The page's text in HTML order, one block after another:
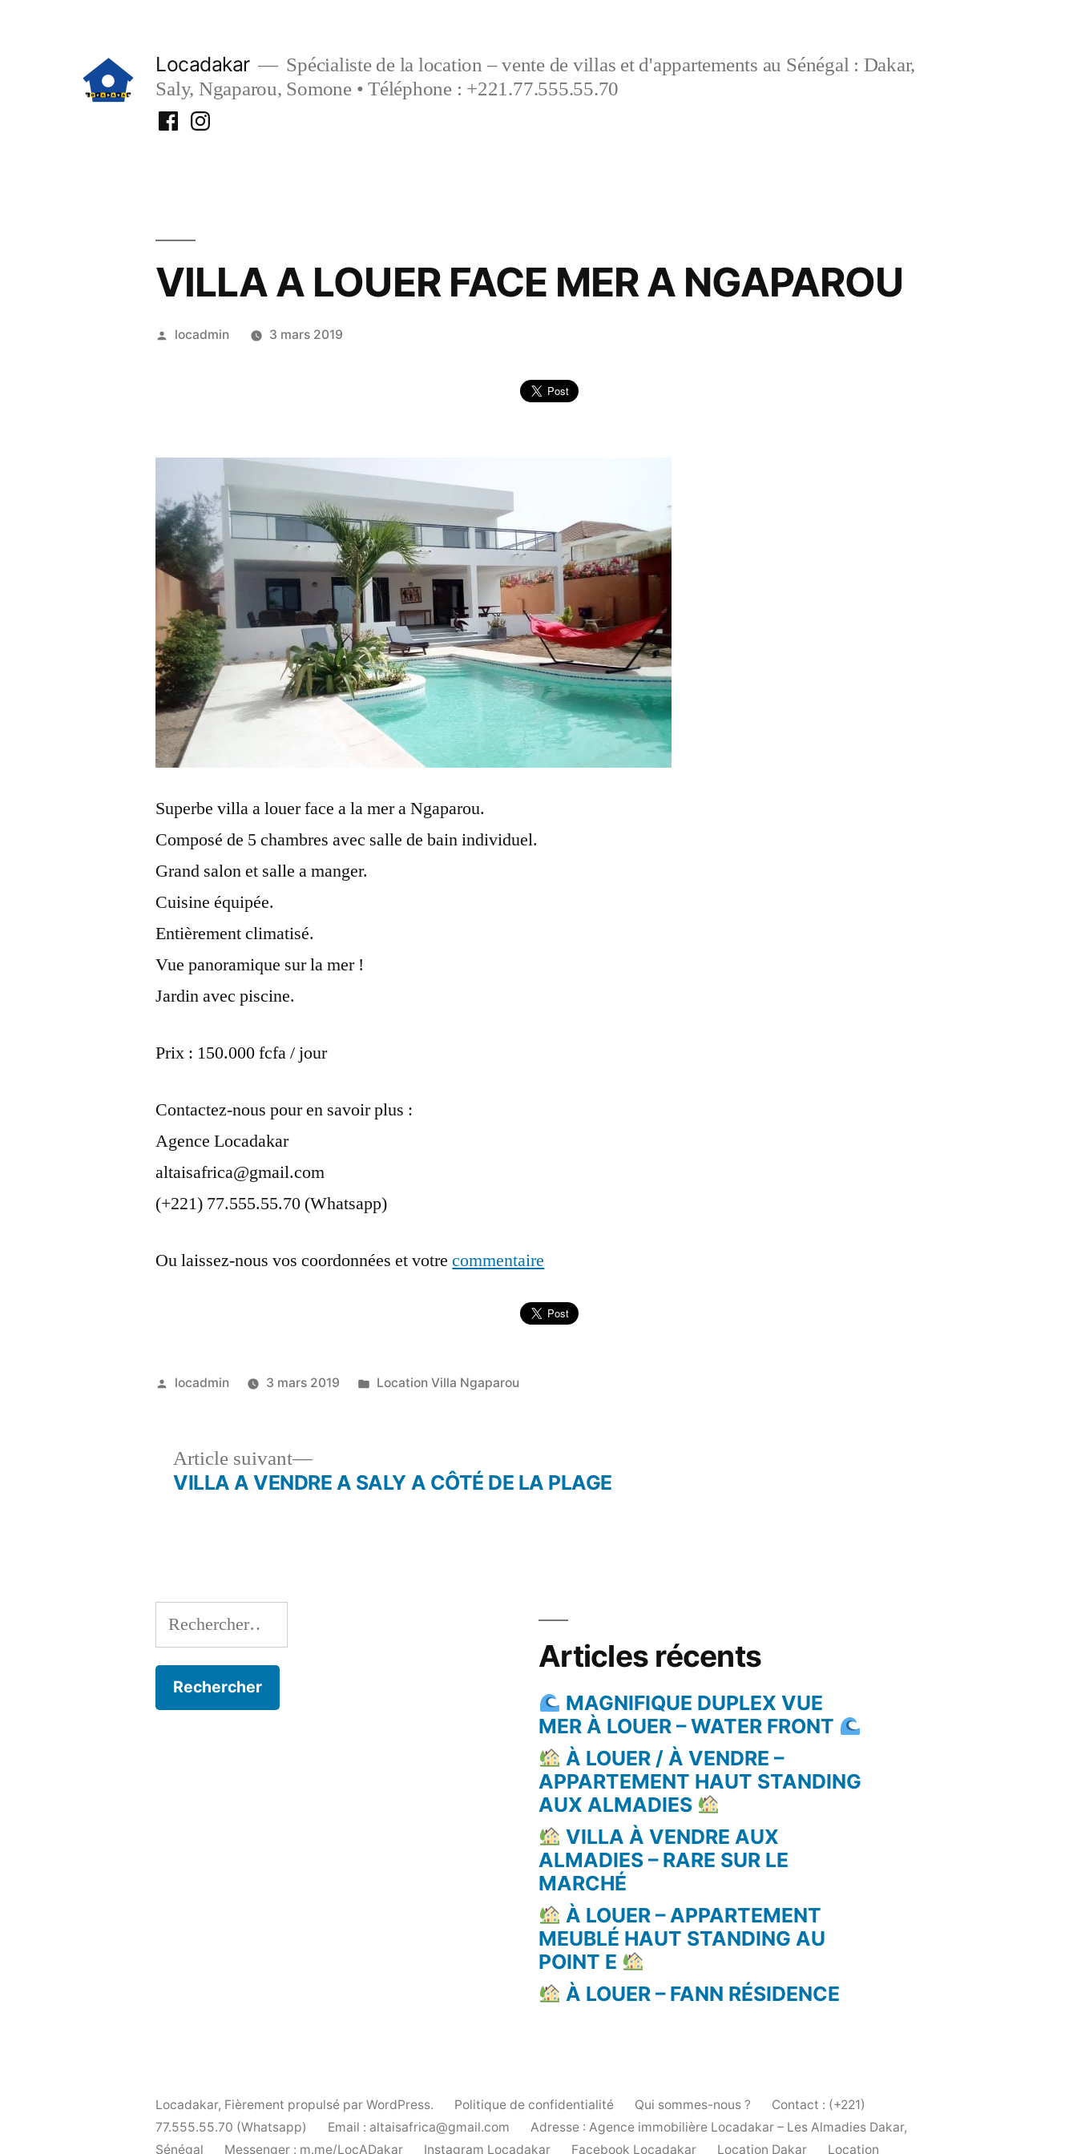
Locadakar
Spécialiste de la location – vente de villas et d'appartements au Sénégal : Dakar,
Saly, Ngaparou, Somone • Téléphone : +221.77.555.55.70
FacebookInstagram
VILLA A LOUER FACE MER A NGAPAROU
Publié
locadmin 3 mars 2019
Superbe villa a louer face a la mer a Ngaparou.
Composé de 5 chambres avec salle de bain individuel.
Grand salon et salle a manger.
Cuisine équipée.
Entièrement climatisé.
Vue panoramique sur la mer !
Jardin avec piscine.
Prix : 150.000 fcfa / jour
Contactez-nous pour en savoir plus :
Agence Locadakar
altaisafrica@gmail.com
(+221) 77.555.55.70 (Whatsapp)
Ou laissez-nous vos coordonnées et votrecommentaire
Publié
locadmin 3 mars 2019
Publié
Location Villa Ngaparou
Navigation
Article suivant
Article
suivant :
VILLA A VENDRE A SALY A CÔTÉ DE LA PLAGE
Rechercher :
Articles récents
MAGNIFIQUE DUPLEX VUE
MER À LOUER – WATER FRONT
À LOUER / À VENDRE –
APPARTEMENT HAUT STANDING
AUX ALMADIES
VILLA À VENDRE AUX
ALMADIES – RARE SUR LE
MARCHÉ
À LOUER – APPARTEMENT
MEUBLÉ HAUT STANDING AU
POINT E
À LOUER – FANN RÉSIDENCE
Locadakar, Fièrement propulsé par WordPress. Politique de confidentialité Qui sommes-nous ?
Contact : (+221)
77.555.55.70 (Whatsapp)
Email : altaisafrica@gmail.com
Adresse : Agence immobilière Locadakar – Les Almadies Dakar,
Sénégal
Messenger : m.me/LocADakar Instagram Locadakar Facebook Locadakar Location Dakar Location